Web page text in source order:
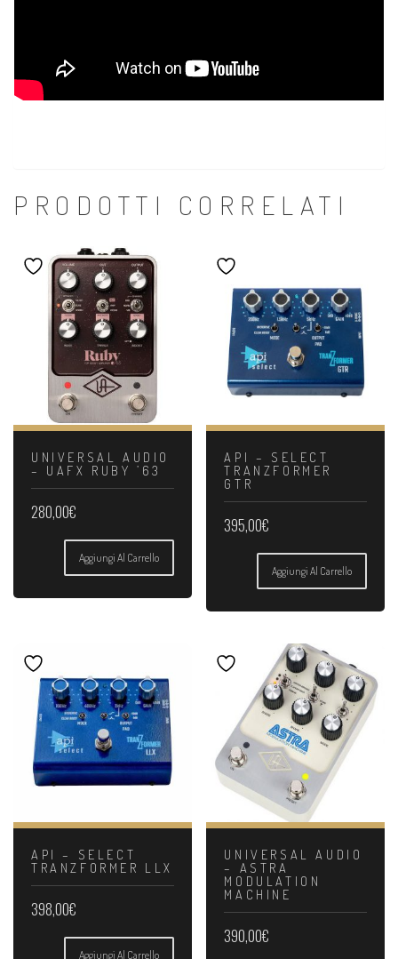
PRODOTTI CORRELATI
UNIVERSAL AUDIO
– UAFX RUBY ’63
280,00€
Aggiungi Al Carrello
API – SELECT
TRANZFORMER
GTR
395,00€
Aggiungi Al Carrello
API – SELECT
TRANZFORMER LLX
398,00€
Aggiungi Al Carrello
UNIVERSAL AUDIO
– ASTRA
MODULATION
MACHINE
390,00€